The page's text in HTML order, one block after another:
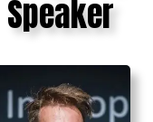
Speaker